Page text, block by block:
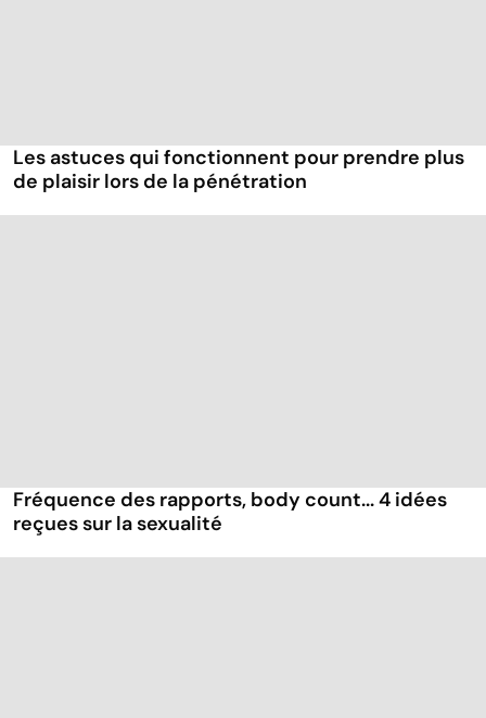
Les astuces qui fonctionnent pour prendre plus
de plaisir lors de la pénétration
Fréquence des rapports, body count... 4 idées
reçues sur la sexualité